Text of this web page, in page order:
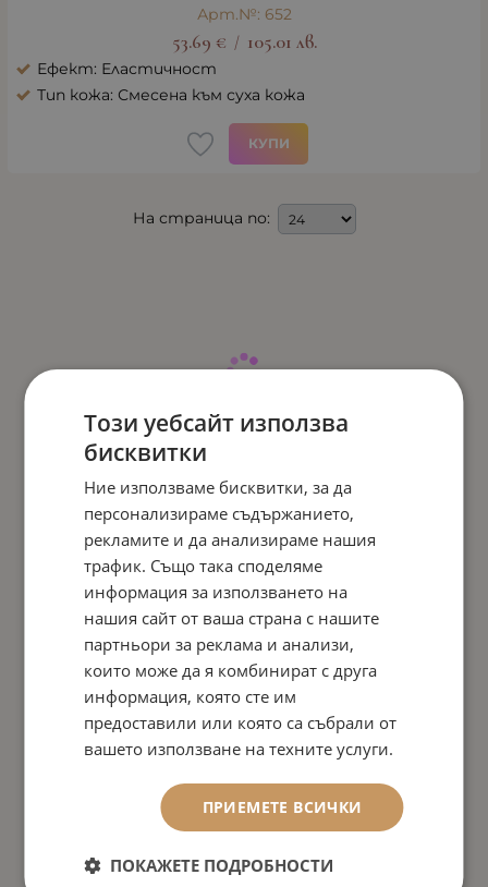
Арт.№: 652
53.69 € / 105.01 лв.
Ефект: Еластичност
Тип кожа: Смесена към суха кожа
КУПИ
На страница по:
Този уебсайт използва
бисквитки
Ние използваме бисквитки, за да
персонализираме съдържанието,
рекламите и да анализираме нашия
трафик. Също така споделяме
информация за използването на
нашия сайт от ваша страна с нашите
партньори за реклама и анализи,
които може да я комбинират с друга
информация, която сте им
предоставили или която са събрали от
вашето използване на техните услуги.
ПРИЕМЕТЕ ВСИЧКИ
ПОКАЖЕТЕ ПОДРОБНОСТИ